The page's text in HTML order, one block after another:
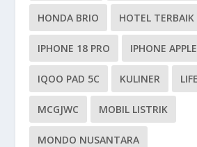
HONDA BRIO HOTEL TERBAIK
IPHONE 18 PRO IPHONE APPLE
IQOO PAD 5C KULINER
MCGJWC MOBIL LISTRIK
MONDO NUSANTARA